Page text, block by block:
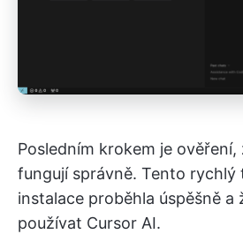
Posledním krokem je ověření,
fungují správně. Tento
instalace proběhla úspěšně a
používat Cursor AI.